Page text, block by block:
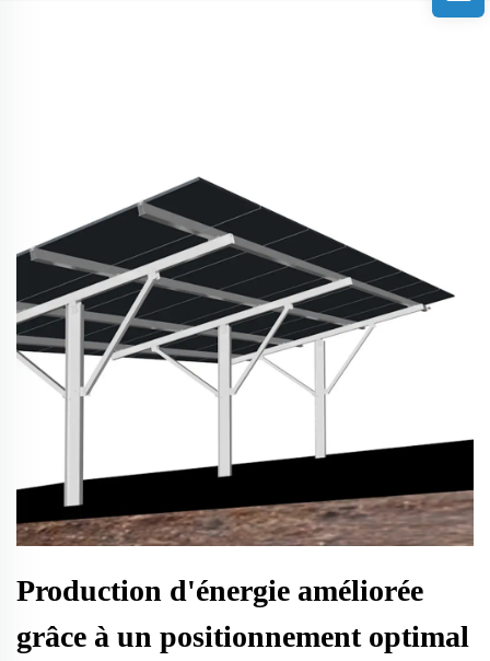
Production d'énergie améliorée
grâce à un positionnement optimal